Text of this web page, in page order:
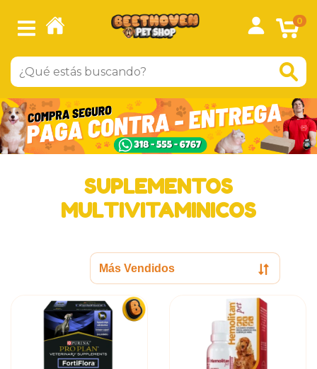
0
SUPLEMENTOS
MULTIVITAMINICOS